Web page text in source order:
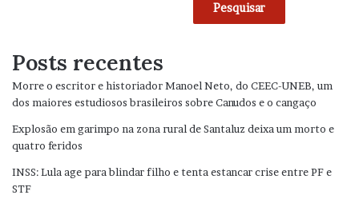
Pesquisar
Posts recentes
Morre o escritor e historiador Manoel Neto, do CEEC-UNEB, um
dos maiores estudiosos brasileiros sobre Canudos e o cangaço
Explosão em garimpo na zona rural de Santaluz deixa um morto e
quatro feridos
INSS: Lula age para blindar filho e tenta estancar crise entre PF e
STF